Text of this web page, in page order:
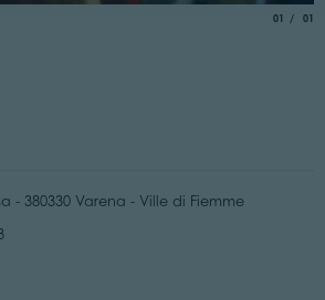
01 of
01
- 380330 Varena - Ville di Fiemme